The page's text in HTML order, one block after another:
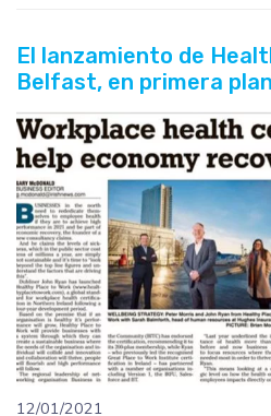
El lanzamiento de
Belfast, en primera
12/01/2021